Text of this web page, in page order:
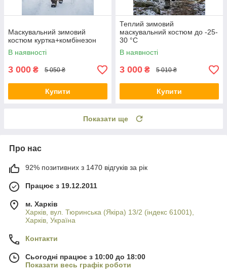
Маскувальний зимовий
костюм куртка+комбінезон
В наявності
3 000 ₴ 5 050 ₴
Купити
Теплий зимовий
маскувальний костюм до -25-
30 °C
В наявності
3 000 ₴ 5 010 ₴
Купити
Показати ще
Про нас
92% позитивних з 1470 відгуків за рік
Працює з 19.12.2011
м. Харків
Харків, вул. Тюринська (Якіра) 13/2 (індекс 61001),
Харків, Україна
Контакти
Сьогодні працює з 10:00 до 18:00
Показати весь графік роботи